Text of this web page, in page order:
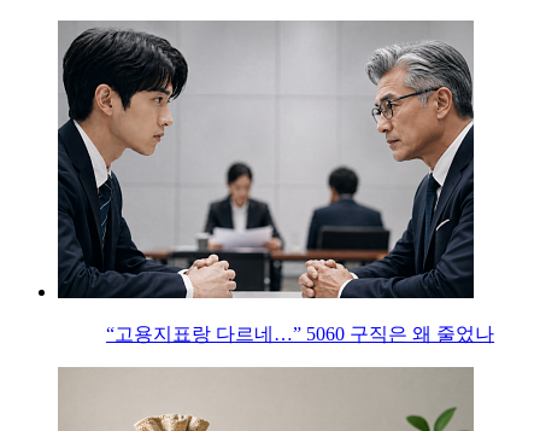
“고용지표랑 다르네…” 5060 구직은 왜 줄었나